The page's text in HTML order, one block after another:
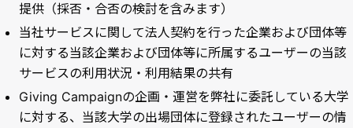
提供（採否・合否の検討を含みます）
当社サービスに関して法人契約を行った企業および団体等
に対する当該企業および団体等に所属するユーザーの当該
サービスの利用状況・利用結果の共有
Giving Campaignの企画・運営を弊社に委託している大学
に対する、当該大学の出場団体に登録されたユーザーの情